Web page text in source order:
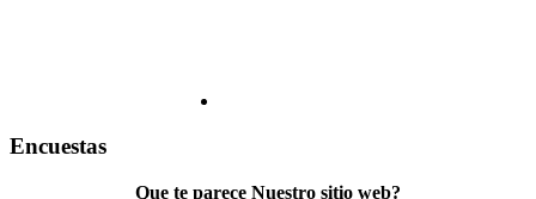
Encuestas
Que te parece Nuestro sitio web?